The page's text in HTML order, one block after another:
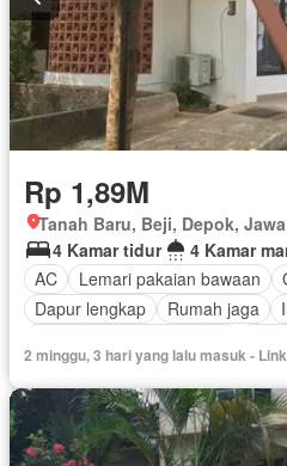
Rp 1,89M
Tanah Baru, Beji, Depok,
4 Kamar tidur
4 Kamar
AC
Lemari pakaian bawaan
Dapur lengkap
Rumah jaga
Keamanan
Secure parking
Halaman Teras
2 minggu, 3 hari yang lalu masuk -